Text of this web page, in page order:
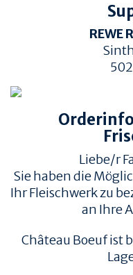
REWE
Liebe/r
Sie haben die
Ihr Fleischwerk zu
an Ihre
Château Boeuf ist
TIERWOHL &
HERKUNFT & HALTUNG
RINDERRASSEN
ZERTIFIZIERUNGEN
EMPFOHLENE SEITEN